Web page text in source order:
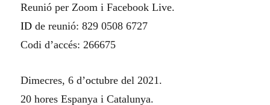
Reunió per Zoom i Facebook Live.
ID de reunió: 829 0508 6727
Codi d’accés: 266675
Dimecres, 6 d’octubre del 2021.
20 hores Espanya i Catalunya.